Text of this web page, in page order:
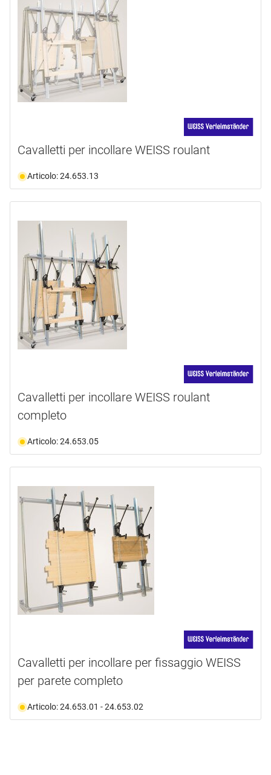
Cavalletti per incollare WEISS roulant
Articolo: 24.653.13
Cavalletti per incollare WEISS roulant
completo
Articolo: 24.653.05
Cavalletti per incollare per fissaggio WEISS
per parete completo
Articolo: 24.653.01 - 24.653.02